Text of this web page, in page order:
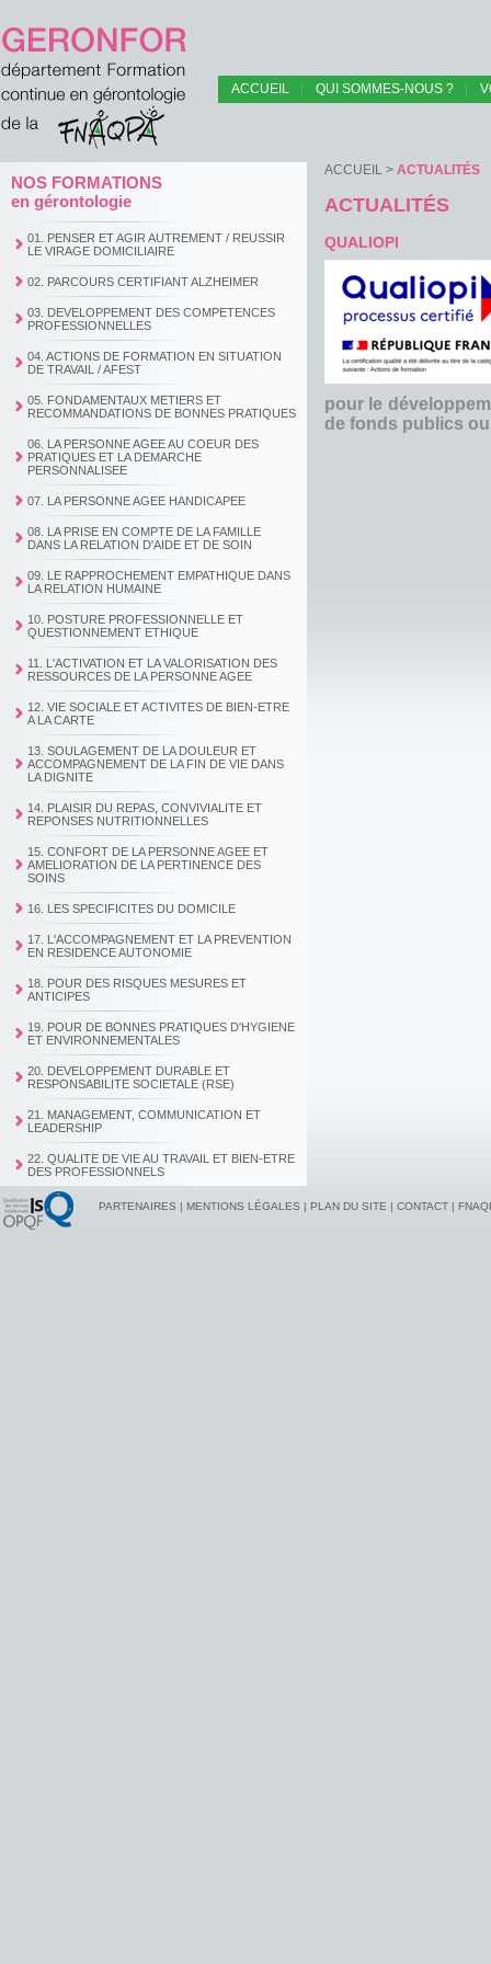
ACCUEIL QUI SOMMES-NOUS ?
NOS FORMATIONS
en gérontologie
01. PENSER ET AGIR AUTREMENT / REUSSIR
LE VIRAGE DOMICILIAIRE
02. PARCOURS CERTIFIANT ALZHEIMER
03. DEVELOPPEMENT DES COMPETENCES
PROFESSIONNELLES
04. ACTIONS DE FORMATION EN SITUATION
DE TRAVAIL / AFEST
05. FONDAMENTAUX METIERS ET
RECOMMANDATIONS DE BONNES PRATIQUES
06. LA PERSONNE AGEE AU COEUR DES
PRATIQUES ET LA DEMARCHE
PERSONNALISEE
07. LA PERSONNE AGEE HANDICAPEE
08. LA PRISE EN COMPTE DE LA FAMILLE
DANS LA RELATION D'AIDE ET DE SOIN
09. LE RAPPROCHEMENT EMPATHIQUE DANS
LA RELATION HUMAINE
10. POSTURE PROFESSIONNELLE ET
QUESTIONNEMENT ETHIQUE
11. L'ACTIVATION ET LA VALORISATION DES
RESSOURCES DE LA PERSONNE AGEE
12. VIE SOCIALE ET ACTIVITES DE BIEN-ETRE
A LA CARTE
13. SOULAGEMENT DE LA DOULEUR ET
ACCOMPAGNEMENT DE LA FIN DE VIE DANS
LA DIGNITE
14. PLAISIR DU REPAS, CONVIVIALITE ET
REPONSES NUTRITIONNELLES
15. CONFORT DE LA PERSONNE AGEE ET
AMELIORATION DE LA PERTINENCE DES
SOINS
16. LES SPECIFICITES DU DOMICILE
17. L'ACCOMPAGNEMENT ET LA PREVENTION
EN RESIDENCE AUTONOMIE
18. POUR DES RISQUES MESURES ET
ANTICIPES
19. POUR DE BONNES PRATIQUES D'HYGIENE
ET ENVIRONNEMENTALES
20. DEVELOPPEMENT DURABLE ET
RESPONSABILITE SOCIETALE (RSE)
21. MANAGEMENT, COMMUNICATION ET
LEADERSHIP
22. QUALITE DE VIE AU TRAVAIL ET BIEN-ETRE
DES PROFESSIONNELS
ACCUEIL > ACTUALITÉS
ACTUALITÉS
QUALIOPI
pour le
de fonds publics
PARTENAIRES | MENTIONS LÉGALES | PLAN DU SITE | CONTACT |